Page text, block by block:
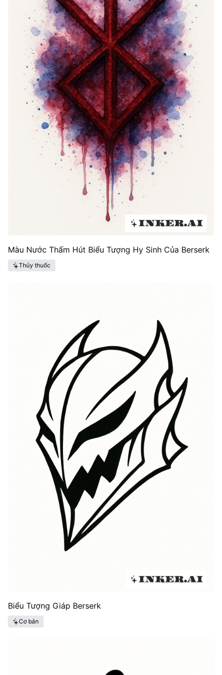
Màu Nước Thấm Hút Biểu Tượng Hy Sinh Của Berserk
Thủy thuốc
Biểu Tượng Giáp Berserk
Cơ bản